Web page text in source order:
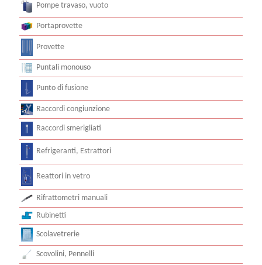
Pompe travaso, vuoto
Portaprovette
Provette
Puntali monouso
Punto di fusione
Raccordi congiunzione
Raccordi smerigliati
Refrigeranti, Estrattori
Reattori in vetro
Rifrattometri manuali
Rubinetti
Scolavetrerie
Scovolini, Pennelli